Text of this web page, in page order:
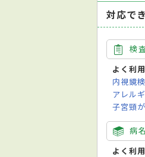
対応で
検
よく利
内視鏡
アレル
子宮頸
病
よく利